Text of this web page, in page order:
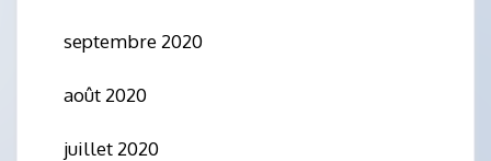
septembre 2020
août 2020
juillet 2020